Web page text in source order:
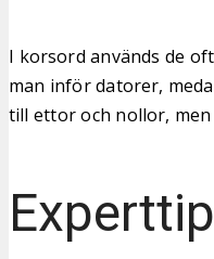
I korsord används de
man inför datorer,
till ettor och nollor,